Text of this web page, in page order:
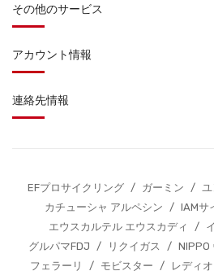
その他のサービス
アカウント情報
連絡先情報
EFプロサイクリング / ガーミン /
カチューシャ アルペシン
/ IAMサ
エウスカルテル エウスカディ
/
グルパマFDJ
/ リクイガス / NIPPO
フェラーリ
/ モビスター / レディ